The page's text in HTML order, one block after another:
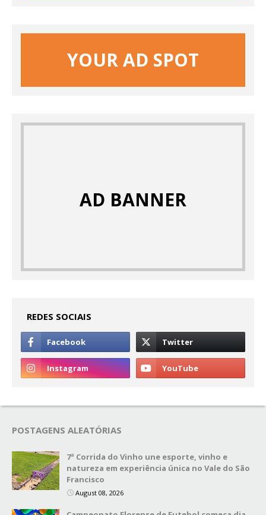
YOUR AD SPOT
AD BANNER
REDES SOCIAIS
POSTAGENS ALEATÓRIAS
7ª Corrida do Vinho une esporte, vinho e
natureza em experiência única no Vale do São
Francisco
August 08, 2026